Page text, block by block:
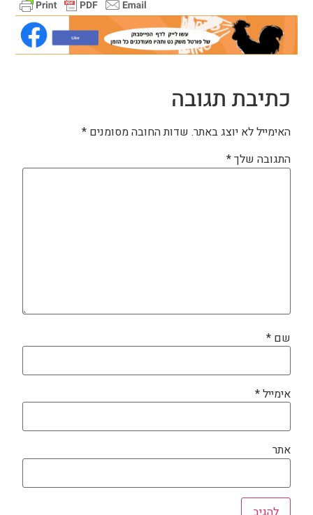
כתיבת תגובה
האימייל לא יוצג באתר. שדות החובה מסומנים *
התגובה שלך*
שם *
אימייל*
אתר